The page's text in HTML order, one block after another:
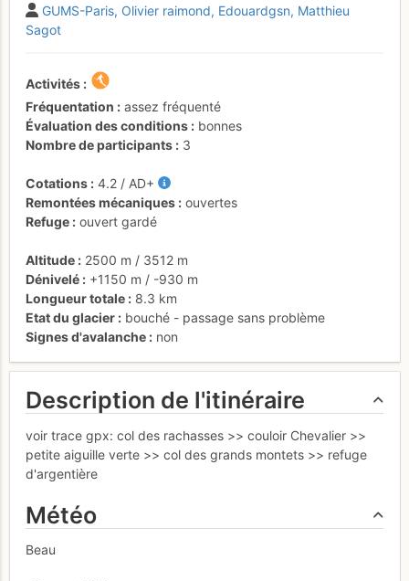
GUMS-Paris Olivier raimond Edouardgsn Matthieu
Sagot
Activités
Fréquentation
assez fréquenté
Évaluation des conditions
bonnes
Nombre de participants
3
Cotations 4.2 / AD+
Remontées mécaniques
ouvertes
Refuge
ouvert gardé
Altitude 2500 m / 3512 m
Dénivelé
+1150 m / -930 m
Longueur totale
8.3 km
Etat du glacier
bouché - passage sans problème
Signes d'avalanche
non
Description de l'itinéraire
voir trace gpx: col des rachasses >> couloir Chevalier >>
petite aiguille verte >> col des grands montets >> refuge
d'argentière
Météo
Beau